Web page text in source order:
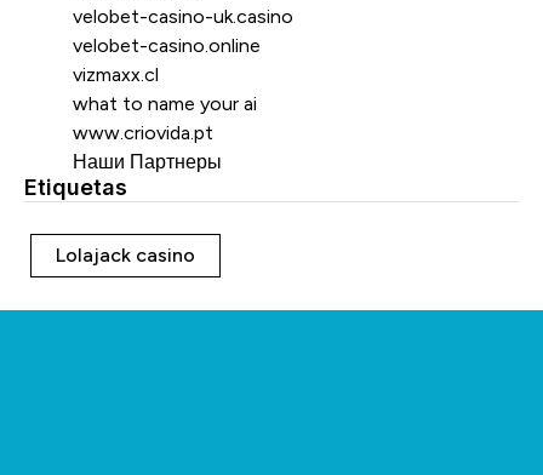
velobet-casino-uk.casino
velobet-casino.online
vizmaxx.cl
what to name your ai
www.criovida.pt
Наши Партнеры
Etiquetas
Lolajack casino